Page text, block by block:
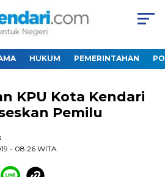
HUKUM PEMERINTAHAN
KPU Kota Kendari
Pemilu
- 08:26 WITA